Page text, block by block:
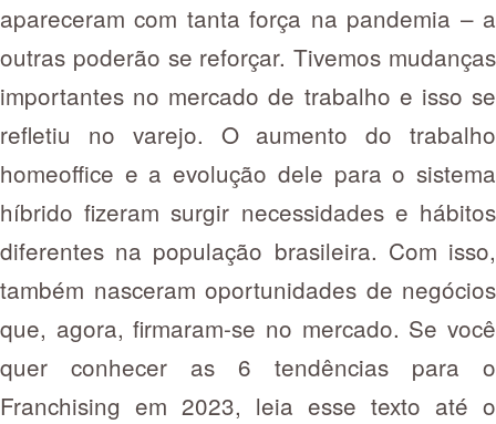
apareceram com tanta força na pandemia – a
outras poderão se reforçar. Tivemos mudanças
importantes no mercado de trabalho e isso se
refletiu no varejo. O aumento do trabalho
homeoffice e a evolução dele para o sistema
híbrido fizeram surgir necessidades e hábitos
diferentes na população brasileira. Com isso,
também nasceram oportunidades de negócios
que, agora, firmaram-se no mercado. Se você
quer conhecer as 6 tendências para o
Franchising em 2023, leia esse texto até o